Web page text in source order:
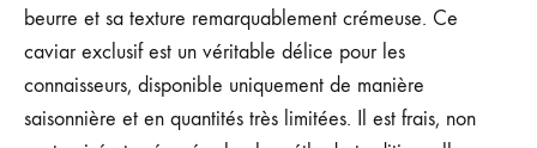
beurre et sa texture remarquablement crémeuse. Ce
caviar exclusif est un véritable délice pour les
connaisseurs, disponible uniquement de manière
saisonnière et en quantités très limitées. Il est frais, non